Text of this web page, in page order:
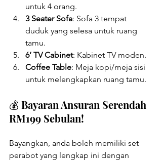
untuk 4 orang.
3 Seater Sofa: Sofa 3 tempat
duduk yang selesa untuk ruang
tamu.
6’ TV Cabinet: Kabinet TV moden.
Coffee Table: Meja kopi/meja sisi
untuk melengkapkan ruang tamu.
💰 Bayaran Ansuran Serendah
RM199 Sebulan!
Bayangkan, anda boleh memiliki set
perabot yang lengkap ini dengan